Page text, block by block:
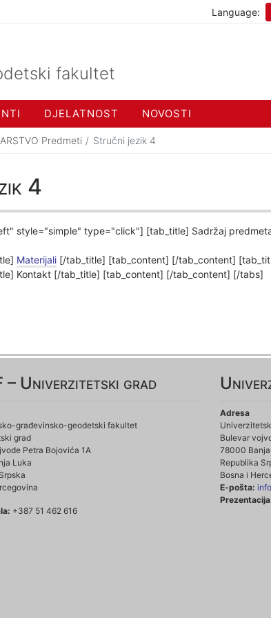
Language:
fakultet
DJELATNOST NOVOSTI
Predmeti Stručni jezik 4
4
style="simple" type="click"] [tab_title] Sadržaj
Materijali [/tab_title] [tab_content] [/tab_content]
Kontakt [/tab_title] [tab_content] [/tab_content] [/tabs]
– Univerzitetski grad
građevinsko-geodetski fakultet
grad
Petra Bojovića 1A
Luka
+387 51 462 616
Adresa
Bulevar
78000
Republika
Bosna i
E-pošta: